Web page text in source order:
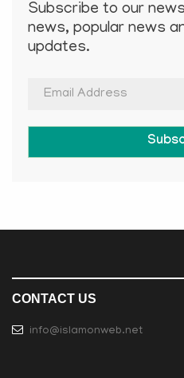
Subscribe to our
news, popular news
updates.
CONTACT US
info@islamonweb.net